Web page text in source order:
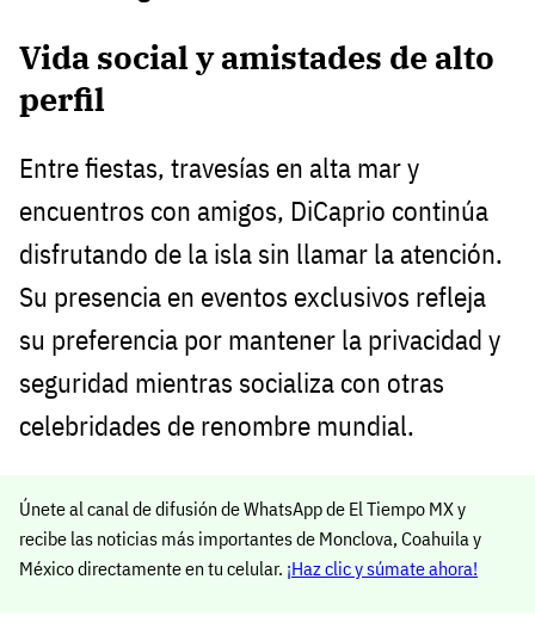
Vida social y amistades de alto
perfil
Entre fiestas, travesías en alta mar y
encuentros con amigos, DiCaprio continúa
disfrutando de la isla sin llamar la atención.
Su presencia en eventos exclusivos refleja
su preferencia por mantener la privacidad y
seguridad mientras socializa con otras
celebridades de renombre mundial.
Únete al canal de difusión de WhatsApp de El Tiempo MX y
recibe las noticias más importantes de Monclova, Coahuila y
México directamente en tu celular. ¡Haz clic y súmate ahora!